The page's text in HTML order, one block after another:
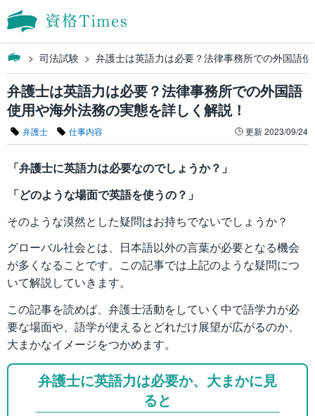
司法試験 弁護士は英語力は必要？法律事務所での外国語
弁護士は英語力は必要？法律事務所での外国語
使用や海外法務の実態を詳しく解説！
弁護士 仕事内容 更新2023/09/24
「弁護士に英語力は必要なのでしょうか？」
「どのような場面で英語を使うの？」
そのような漠然とした疑問はお持ちでないでしょうか？
グローバル社会とは、日本語以外の言葉が必要となる機会
が多くなることです。この記事では上記のような疑問につ
いて解説していきます。
この記事を読めば、弁護士活動をしていく中で語学力が必
要な場面や、語学が使えるとどれだけ展望が広がるのか、
大まかなイメージをつかめます。
弁護士に英語力は必要か、大まかに見
ると